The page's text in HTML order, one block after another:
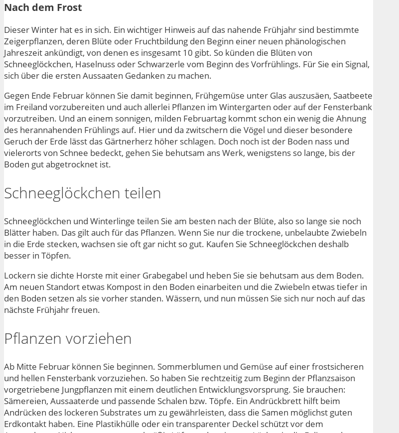
Nach dem Frost
Dieser Winter hat es in sich. Ein wichtiger Hinweis auf das nahende Frühjahr sind bestimmte
Zeigerpflanzen, deren Blüte oder Fruchtbildung den Beginn einer neuen phänologischen
Jahreszeit ankündigt, von denen es insgesamt 10 gibt. So künden die Blüten von
Schneeglöckchen, Haselnuss oder Schwarzerle vom Beginn des Vorfrühlings. Für Sie ein Signal,
sich über die ersten Aussaaten Gedanken zu machen.
Gegen Ende Februar können Sie damit beginnen, Frühgemüse unter Glas auszusäen, Saatbeete
im Freiland vorzubereiten und auch allerlei Pflanzen im Wintergarten oder auf der Fensterbank
vorzutreiben. Und an einem sonnigen, milden Februartag kommt schon ein wenig die Ahnung
des herannahenden Frühlings auf. Hier und da zwitschern die Vögel und dieser besondere
Geruch der Erde lässt das Gärtnerherz höher schlagen. Doch noch ist der Boden nass und
vielerorts von Schnee bedeckt, gehen Sie behutsam ans Werk, wenigstens so lange, bis der
Boden gut abgetrocknet ist.
Schneeglöckchen teilen
Schneeglöckchen und Winterlinge teilen Sie am besten nach der Blüte, also so lange sie noch
Blätter haben. Das gilt auch für das Pflanzen. Wenn Sie nur die trockene, unbelaubte Zwiebeln
in die Erde stecken, wachsen sie oft gar nicht so gut. Kaufen Sie Schneeglöckchen deshalb
besser in Töpfen.
Lockern sie dichte Horste mit einer Grabegabel und heben Sie sie behutsam aus dem Boden.
Am neuen Standort etwas Kompost in den Boden einarbeiten und die Zwiebeln etwas tiefer in
den Boden setzen als sie vorher standen. Wässern, und nun müssen Sie sich nur noch auf das
nächste Frühjahr freuen.
Pflanzen vorziehen
Ab Mitte Februar können Sie beginnen. Sommerblumen und Gemüse auf einer frostsicheren
und hellen Fensterbank vorzuziehen. So haben Sie rechtzeitig zum Beginn der Pflanzsaison
vorgetriebene Jungpflanzen mit einem deutlichen Entwicklungsvorsprung. Sie brauchen:
Sämereien, Aussaaterde und passende Schalen bzw. Töpfe. Ein Andrückbrett hilft beim
Andrücken des lockeren Substrates um zu gewährleisten, dass die Samen möglichst guten
Erdkontakt haben. Eine Plastikhülle oder ein transparenter Deckel schützt vor dem